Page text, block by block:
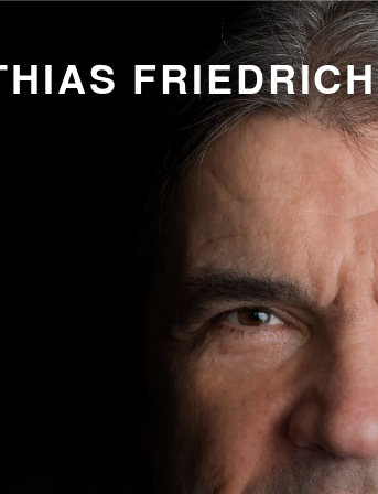
FRIEDRICH